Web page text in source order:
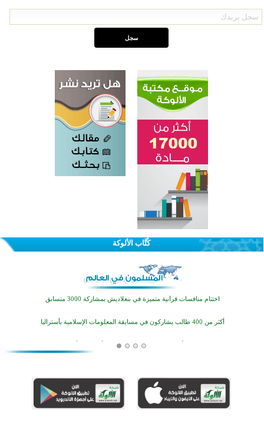
كُتَّاب الألوكة
اختتام الدورة التاسعة لمسابقة حفظ وتلاوة القرآن الكريم في أزناكاييف
تيسليتش تختتم برنامجا تعليميا لتعزيز القيم وبناء الشخصية للشباب المسلمين
اختتام منافسات قرآنية متميزة في بنغلاديش بمشاركة 3000 متسابق
أكثر من 400 طالب يشاركون في مسابقة المعلومات الإسلامية بأستراليا
افتتاح تاريخي لأول مسجد في بلييفليا بالجبل الأسود منذ أكثر من قرن
أكبر مشروع إسلامي في ريف أستراليا يفتتح أبوابه بعد سنوات من العمل والعطاء